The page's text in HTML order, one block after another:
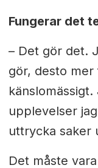
Fungerar det
– Det gör det.
gör, desto mer
upplevelser
uttrycka saker
Det måste